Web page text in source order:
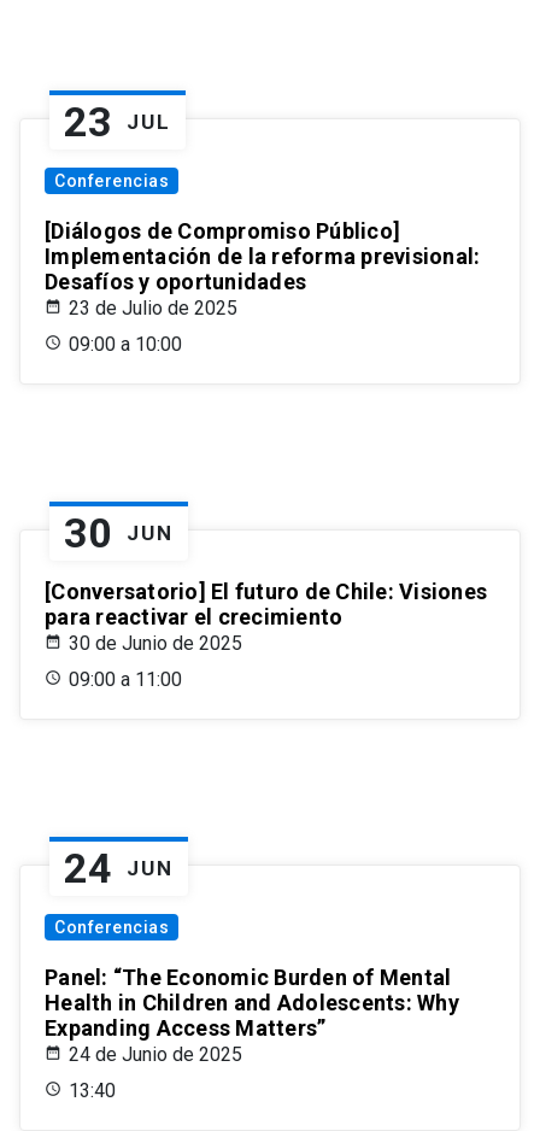
23 JUL
Conferencias
[Diálogos de Compromiso Público]
Implementación de la reforma previsional:
Desafíos y oportunidades
23 de Julio de 2025
09:00 a 10:00
30 JUN
[Conversatorio] El futuro de Chile: Visiones
para reactivar el crecimiento
30 de Junio de 2025
09:00 a 11:00
24 JUN
Conferencias
Panel: “The Economic Burden of Mental
Health in Children and Adolescents: Why
Expanding Access Matters”
24 de Junio de 2025
13:40